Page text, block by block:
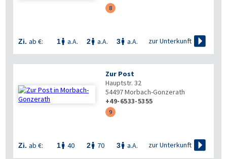
8
Zi. ab €: 1 a.A. 2 a.A. 3 a.A. zur Unterkunft 
Zur Post
Hauptstr. 32
54497Morbach-Gonzerath
+49-6533-5355
9
Zi. ab €: 1 40 2 70 3 a.A. zur Unterkunft 